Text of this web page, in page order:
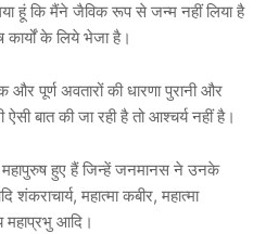
हूं कि मैंने जैविक रूप से जन्म नहीं लिया है
कार्यों के लिये भेजा है।
पूर्ण अवतारों की धारणा पुरानी और
बात की जा रही है तो आश्चर्य नहीं है।
महापुरुष हुए हैं जिन्हें जनमानस ने उनके
महात्मा कबीर, महात्मा
महाप्रभु आदि।